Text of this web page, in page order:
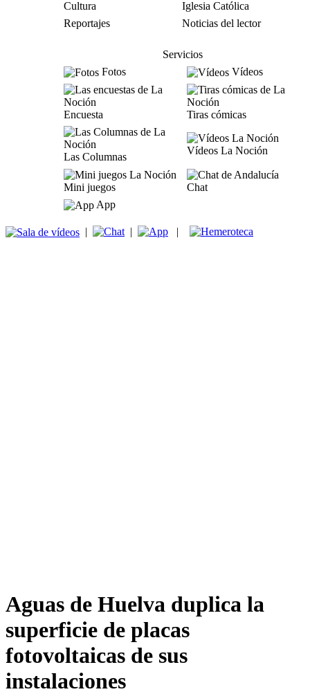
Cultura
Iglesia Católica
Reportajes
Noticias del lector
Servicios
Fotos
Vídeos
Encuesta Tiras cómicas
Las Columnas
Vídeos La Noción
Mini juegos
Chat
App
| | |
Aguas de Huelva duplica la
superficie de placas
fotovoltaicas de sus
instalaciones